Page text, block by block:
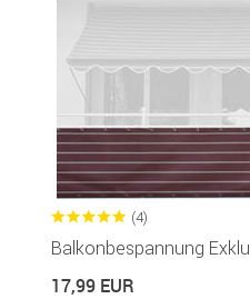
(4)
Balkonbespannung
17,99 EUR